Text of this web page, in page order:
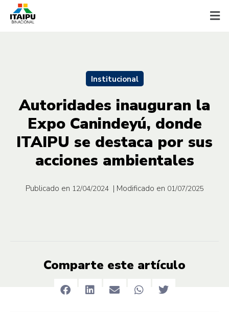
Institucional
Autoridades inauguran la
Expo Canindeyú, donde
ITAIPU se destaca por sus
acciones ambientales
Publicado en 12/04/2024 | Modificado en 01/07/2025
Comparte este artículo